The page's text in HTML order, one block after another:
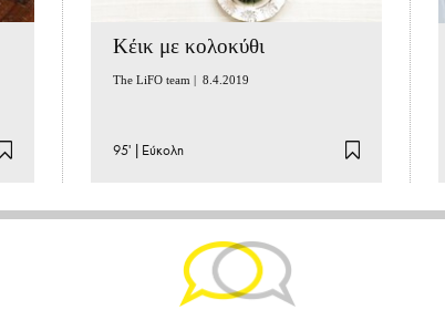
Κέικ με κολοκύθι
The LiFO team |8.4.2019
95' | Εύκολη